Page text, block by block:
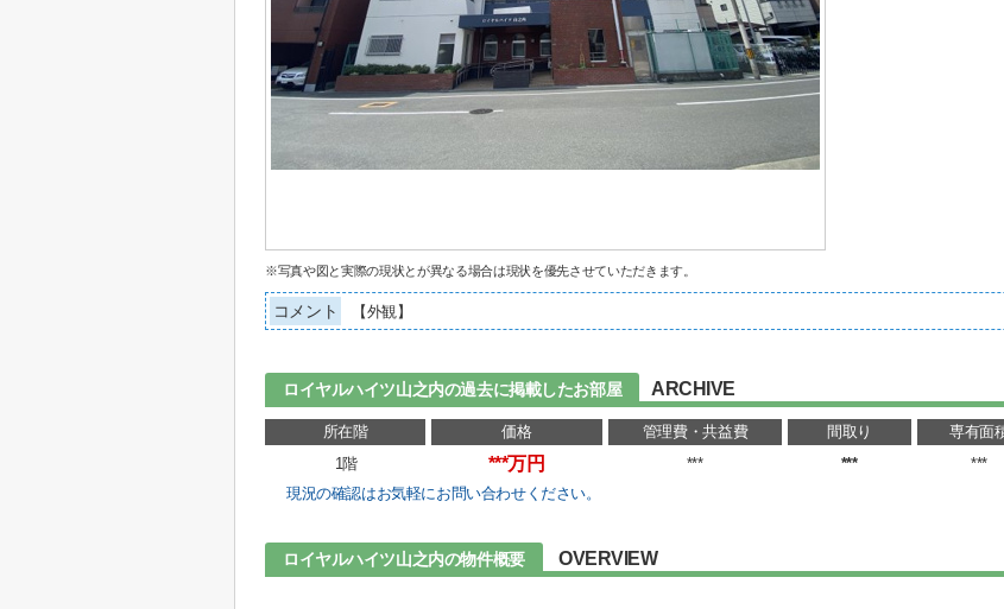
※写真や図と実際の現状とが異なる場合は現状を優先させていただきます。
コメント 【外観】
ロイヤルハイツ山之内の過去に掲載したお部屋 ARCHIVE
所在階 価格 管理費・共益費 間取り 専有面
1階
***万円 *** *** ***
現況の確認はお気軽にお問い合わせください。
ロイヤルハイツ山之内の物件概要 OVERVIEW